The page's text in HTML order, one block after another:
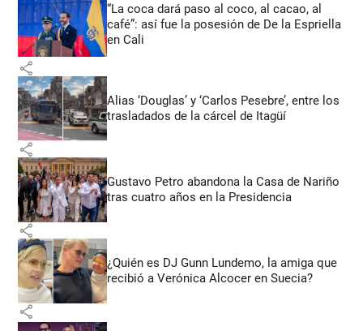
“La coca dará paso al coco, al cacao, al
café”: así fue la posesión de De la Espriella
en Cali
share
Alias ‘Douglas’ y ‘Carlos Pesebre’, entre los
trasladados de la cárcel de Itagüí
share
Gustavo Petro abandona la Casa de Nariño
tras cuatro años en la Presidencia
share
¿Quién es DJ Gunn Lundemo, la amiga que
recibió a Verónica Alcocer en Suecia?
share